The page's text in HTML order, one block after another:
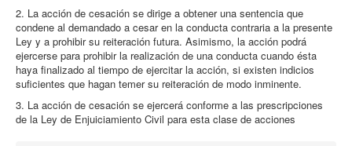
2. La acción de cesación se dirige a obtener una sentencia que
condene al demandado a cesar en la conducta contraria a la presente
Ley y a prohibir su reiteración futura. Asimismo, la acción podrá
ejercerse para prohibir la realización de una conducta cuando ésta
haya finalizado al tiempo de ejercitar la acción, si existen indicios
suficientes que hagan temer su reiteración de modo inminente.
3. La acción de cesación se ejercerá conforme a las prescripciones
de la Ley de Enjuiciamiento Civil para esta clase de acciones